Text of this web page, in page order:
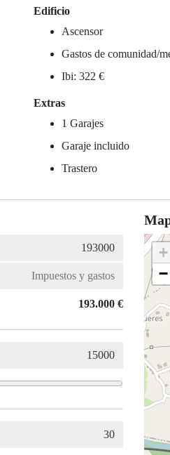
Edificio
Ascensor
Gastos de comunidad/
Ibi: 322 €
Extras
1 Garajes
Garaje incluido
Trastero
193.000 €
+
−